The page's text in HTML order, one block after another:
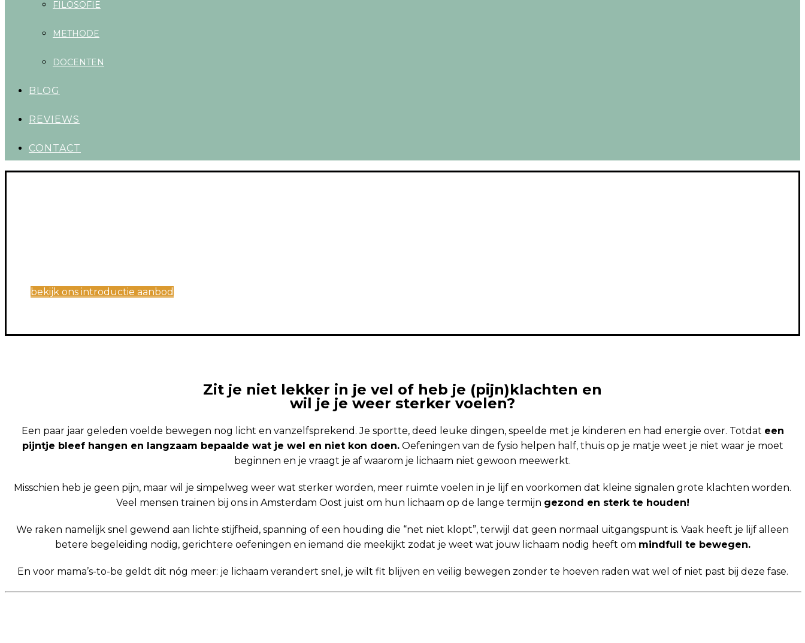
FILOSOFIE
METHODE
DOCENTEN
BLOG
REVIEWS
CONTACT
bekijk ons introductie aanbod
Zit je niet lekker in je vel of heb je (pijn)klachten en
wil je je weer sterker voelen?
Een paar jaar geleden voelde bewegen nog licht en vanzelfsprekend. Je sportte, deed leuke dingen, speelde met je kinderen en had energie over. Totdat een
pijntje bleef hangen en langzaam bepaalde wat je wel en niet kon doen.Oefeningen van de fysio helpen half, thuis op je matje weet je niet waar je moet
beginnen en je vraagt je af waarom je lichaam niet gewoon meewerkt.
Misschien heb je geen pijn, maar wil je simpelweg weer wat sterker worden, meer ruimte voelen in je lijf en voorkomen dat kleine signalen grote klachten worden.
Veel mensen trainen bij ons in Amsterdam Oost juist om hun lichaam op de lange termijn gezond en sterk te houden!
We raken namelijk snel gewend aan lichte stijfheid, spanning of een houding die “net niet klopt”, terwijl dat geen normaal uitgangspunt is. Vaak heeft je lijf alleen
betere begeleiding nodig, gerichtere oefeningen en iemand die meekijkt zodat je weet wat jouw lichaam nodig heeft om mindfull te bewegen.
En voor mama’s-to-be geldt dit nóg meer: je lichaam verandert snel, je wilt fit blijven en veilig bewegen zonder te hoeven raden wat wel of niet past bij deze fase.